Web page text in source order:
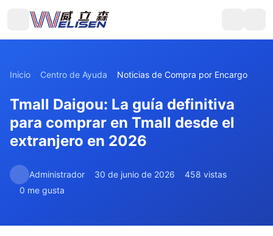
Inicio Centro de Ayuda Noticias de Compra por Encargo
Tmall Daigou: La guía definitiva
para comprar en Tmall desde el
extranjero en 2026
Administrador 30 de junio de 2026
458 vistas
0 me gusta